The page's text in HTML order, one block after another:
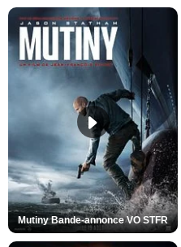
Mutiny Bande-annonce VO STFR